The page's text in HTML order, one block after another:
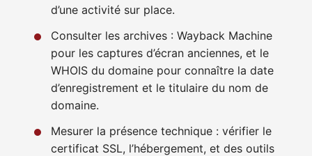
d’une activité sur place.
Consulter les archives : Wayback Machine
pour les captures d’écran anciennes, et le
WHOIS du domaine pour connaître la date
d’enregistrement et le titulaire du nom de
domaine.
Mesurer la présence technique : vérifier le
certificat SSL, l’hébergement, et des outils